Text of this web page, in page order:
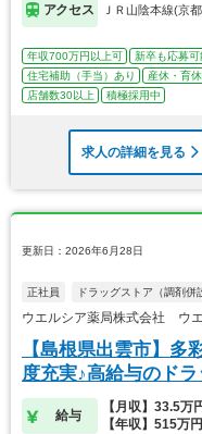
アクセス ＪＲ山陰本線(京
年収700万円以上可 新卒も応募可
住宅補助（手当）あり
産休・育
店舗数30以上
積極採用中
求人の詳細を見る
更新日：2026年6月28日
正社員 ドラッグストア（調剤併
ウエルシア薬局株式会社 ウ
【島根県出雲市】多
度充実♪高給与のド
給与
【月収】33.5万
【年収】515万